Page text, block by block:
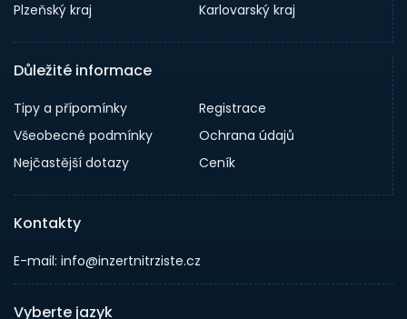
Plzeňský kraj
Karlovarský kraj
Důležité informace
Tipy a přípomínky
Registrace
Všeobecné podmínky
Ochrana údajů
Nejčastější dotazy
Ceník
Kontakty
E-mail: info@inzertnitrziste.cz
Vyberte jazyk